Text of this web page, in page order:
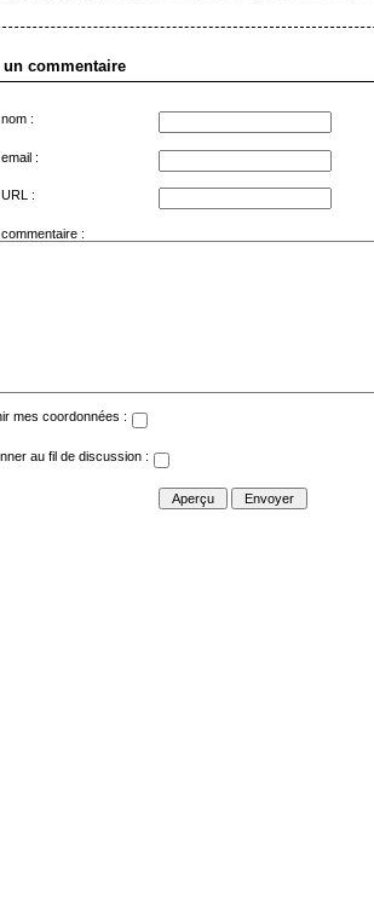
un commentaire
:
:
:
:
mes coordonnées :
au fil de discussion :